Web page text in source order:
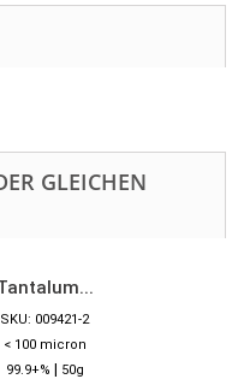
GLEICHEN
SKU: 009421-2
< 100 micron
99.9+% | 50g